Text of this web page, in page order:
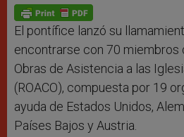
p
p
g
e
r
o
k
El pontífice lanzó su
encontrarse con 70 miembros
Obras de Asistencia a las
(ROACO), compuesta por 19
ayuda de Estados Unidos,
Países Bajos y Austria.